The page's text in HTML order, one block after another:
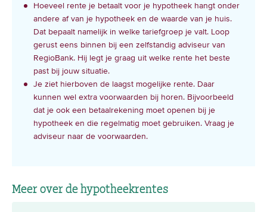
Hoeveel rente je betaalt voor je hypotheek hangt onder
andere af van je hypotheek en de waarde van je huis.
Dat bepaalt namelijk in welke tariefgroep je valt. Loop
gerust eens binnen bij een zelfstandig adviseur van
RegioBank. Hij legt je graag uit welke rente het beste
past bij jouw situatie.
Je ziet hierboven de laagst mogelijke rente. Daar
kunnen wel extra voorwaarden bij horen. Bijvoorbeeld
dat je ook een betaalrekening moet openen bij je
hypotheek en die regelmatig moet gebruiken. Vraag je
adviseur naar de voorwaarden.
Meer over de hypotheekrentes